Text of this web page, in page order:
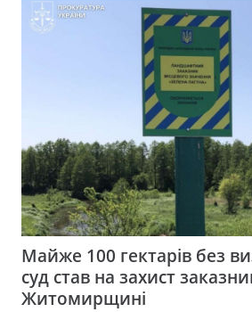
Майже 100 гектарів без
суд став на захист
Житомирщині